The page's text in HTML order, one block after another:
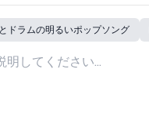
ドラムの明るいポップソング